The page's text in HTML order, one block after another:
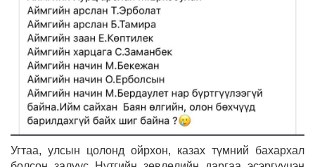
Угтаа, улсын цолонд ойрхон, казах түмний бахархал